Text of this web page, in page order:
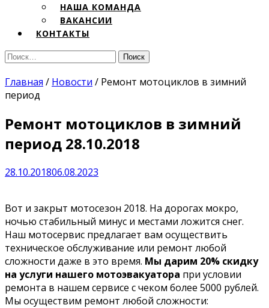
НАША КОМАНДА
ВАКАНСИИ
КОНТАКТЫ
Найти:
Главная / Новости / Ремонт мотоциклов в зимний
период
Ремонт мотоциклов в зимний
период 28.10.2018
28.10.201806.08.2023
Вот и закрыт мотосезон 2018. На дорогах мокро,
ночью стабильный минус и местами ложится снег.
Наш мотосервис предлагает вам осуществить
техническое обслуживание или ремонт любой
сложности даже в это время. Мы дарим 20% скидку
на услуги нашего мотоэвакуатора при условии
ремонта в нашем сервисе с чеком более 5000 рублей.
Мы осуществим ремонт любой сложности: